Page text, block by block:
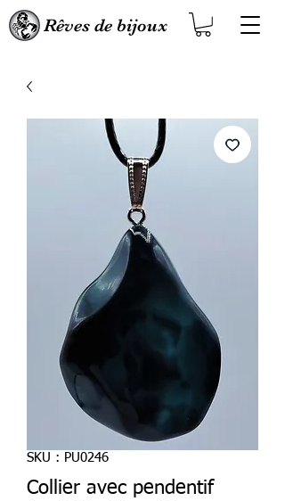
Rêves de bijoux
SKU : PU0246
Collier avec pendentif